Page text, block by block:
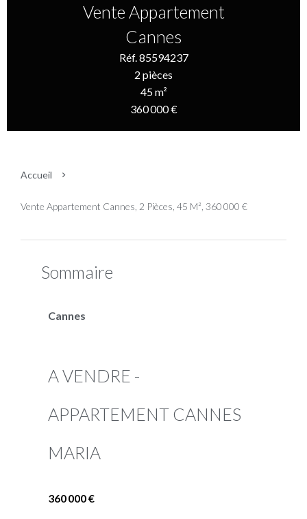
Vente Appartement
Cannes
Réf. 85594237
2 pièces
45 m²
360 000 €
Accueil
Vente Appartement Cannes, 2 Pièces, 45 M², 360 000 €
Sommaire
Cannes
A VENDRE -
APPARTEMENT CANNES
MARIA
360 000 €